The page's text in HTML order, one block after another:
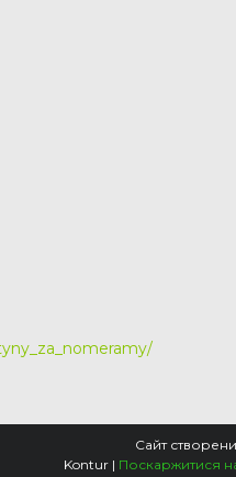
Сайт
Kontur | Поскаржитися